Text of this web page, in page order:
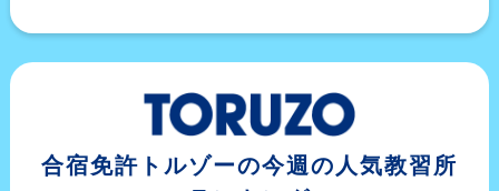
合宿免許トルゾーの今週の人気教習所